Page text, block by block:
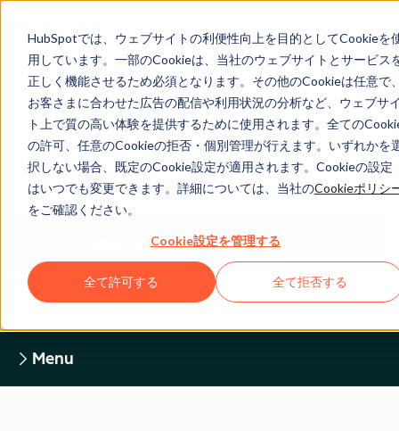
HubSpotでは、ウェブサイトの利便性向上を目的としてCookieを
用しています。一部のCookieは、当社のウェブサイトとサービス
正しく機能させるため必須となります。その他のCookieは任意で
お客さまに合わせた広告の配信や利用状況の分析など、ウェブサ
ト上で質の高い体験を提供するために使用されます。全ての
の許可、任意のCookieの拒否・個別管理が行えます。いずれかを
択しない場合、既定のCookie設定が適用されます。Cookieの設定
はいつでも変更できます。詳細については、当社のCookieポリシ
をご確認ください。
Cookie設定を管理する
全て許可する 全て拒否する
Legal Center
HUBSPOTプライバシーポリシー
Legal Centerホームページに戻る
Menu